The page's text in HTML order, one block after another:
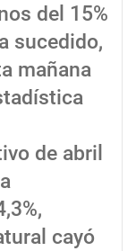
del 15%
sucedido,
mañana
de abril
cayó